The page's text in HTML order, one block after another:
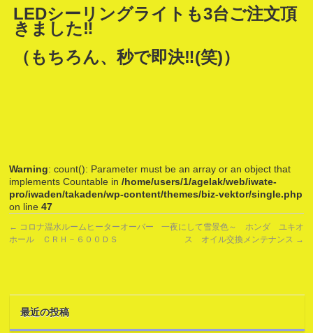
LEDシーリングライトも3台ご注文頂
きました‼
（もちろん、秒で即決‼(笑)）
Warning: count(): Parameter must be an array or an object that
implements Countable in/home/users/1/agelak/web/iwate-
pro/iwaden/takaden/wp-content/themes/biz-vektor/single.php
on line47
← コロナ温水ルームヒーターオーバー
ホール ＣＲＨ－６００ＤＳ
一夜にして雪景色～ ホンダ ユキオ
ス オイル交換メンテナンス →
最近の投稿